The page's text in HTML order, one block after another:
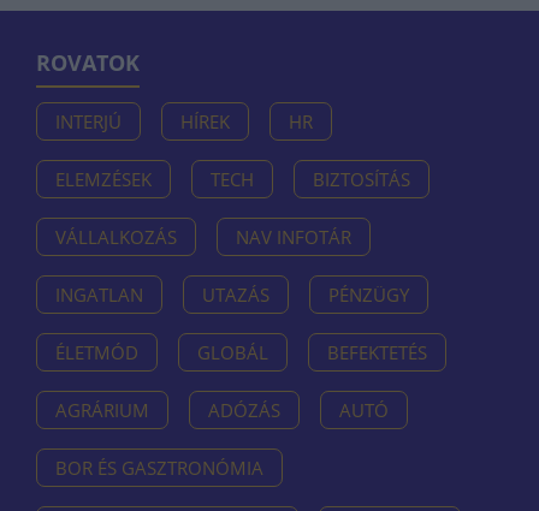
ROVATOK
INTERJÚ HÍREK HR
ELEMZÉSEK TECH BIZTOSÍTÁS
VÁLLALKOZÁS NAV INFOTÁR
INGATLAN UTAZÁS PÉNZÜGY
ÉLETMÓD GLOBÁL BEFEKTETÉS
AGRÁRIUM ADÓZÁS AUTÓ
BOR ÉS GASZTRONÓMIA